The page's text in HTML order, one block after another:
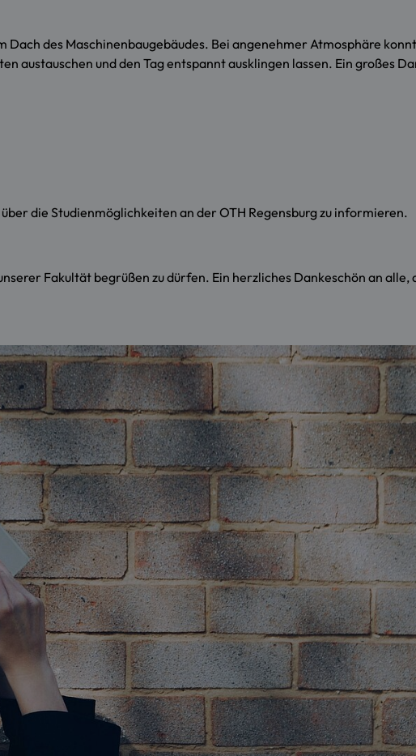
des Maschinenbaugebäudes. Bei angenehmer Atmosphäre
und den Tag entspannt ausklingen lassen. Ein großes
die Studienmöglichkeiten an der OTH Regensburg zu informieren.
Fakultät begrüßen zu dürfen. Ein herzliches Dankeschön an alle,